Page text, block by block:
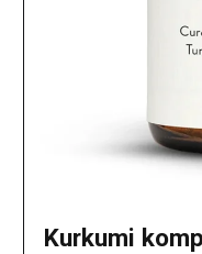
Kurkumi